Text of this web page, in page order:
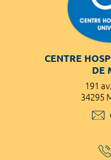
CENTRE
DE
191
34295